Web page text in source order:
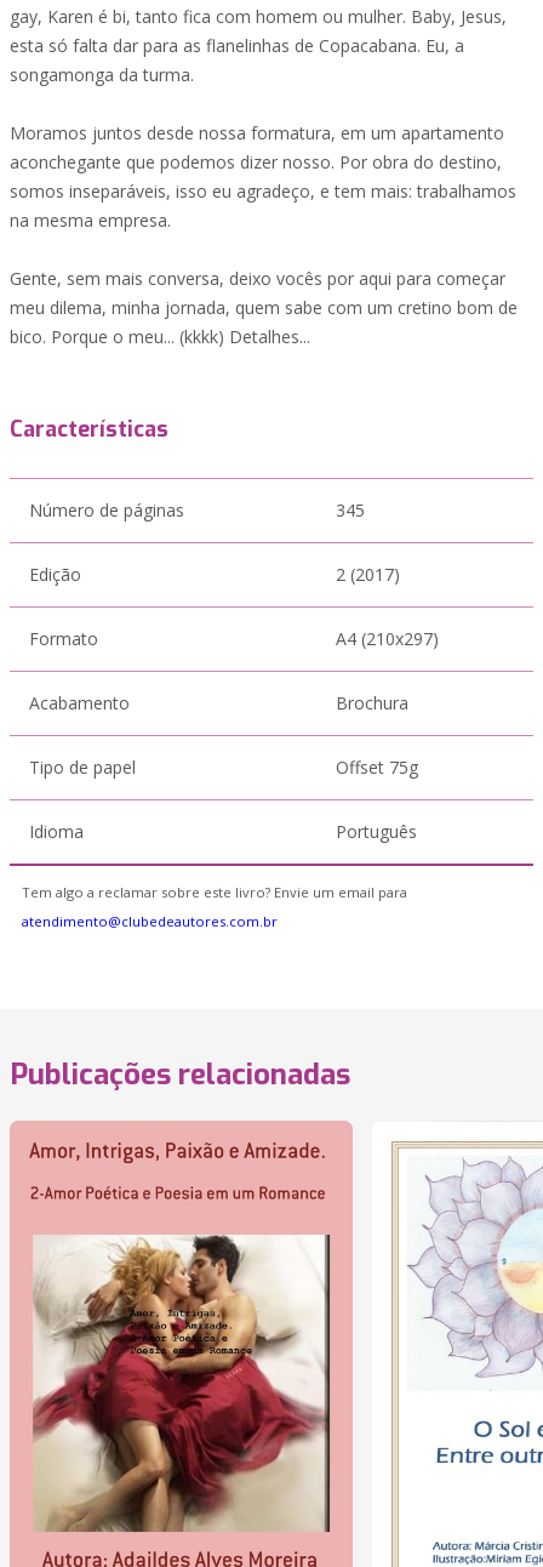
gay, Karen é bi, tanto fica com homem ou mulher. Baby, Jesus,
esta só falta dar para as flanelinhas de Copacabana. Eu, a
songamonga da turma.
Moramos juntos desde nossa formatura, em um apartamento
aconchegante que podemos dizer nosso. Por obra do destino,
somos inseparáveis, isso eu agradeço, e tem mais: trabalhamos
na mesma empresa.
Gente, sem mais conversa, deixo vocês por aqui para começar
meu dilema, minha jornada, quem sabe com um cretino bom de
bico. Porque o meu... (kkkk) Detalhes...
Características
Número de páginas 345
Edição 2 (2017)
Formato A4 (210x297)
Acabamento Brochura
Tipo de papel Offset 75g
Idioma Português
Tem algo a reclamar sobre este livro? Envie um email para
atendimento@clubedeautores.com.br
Publicações relacionadas